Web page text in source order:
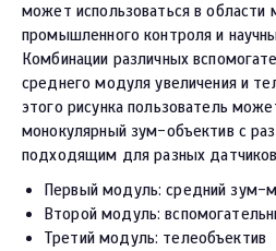
может использоваться в области
промышленного контроля и
Комбинации различных
среднего модуля увеличения и
этого рисунка пользователь
монокулярный зум-объектив с
подходящим для разных
Первый модуль: средний зум-
Второй модуль:
Третий модуль: телеобъектив